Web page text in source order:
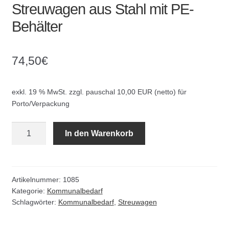
GaLaBau
Kommunalbedarf
Neuheiten
Schachtzubehör
Streuwagen aus Stahl mit PE-
Behälter
74,50€
exkl. 19 % MwSt. zzgl. pauschal 10,00 EUR (netto) für
Porto/Verpackung
PE-
Behälter
Menge
In den Warenkorb
Artikelnummer: 1085
Kategorie: Kommunalbedarf
Schlagwörter: Kommunalbedarf, Streuwagen